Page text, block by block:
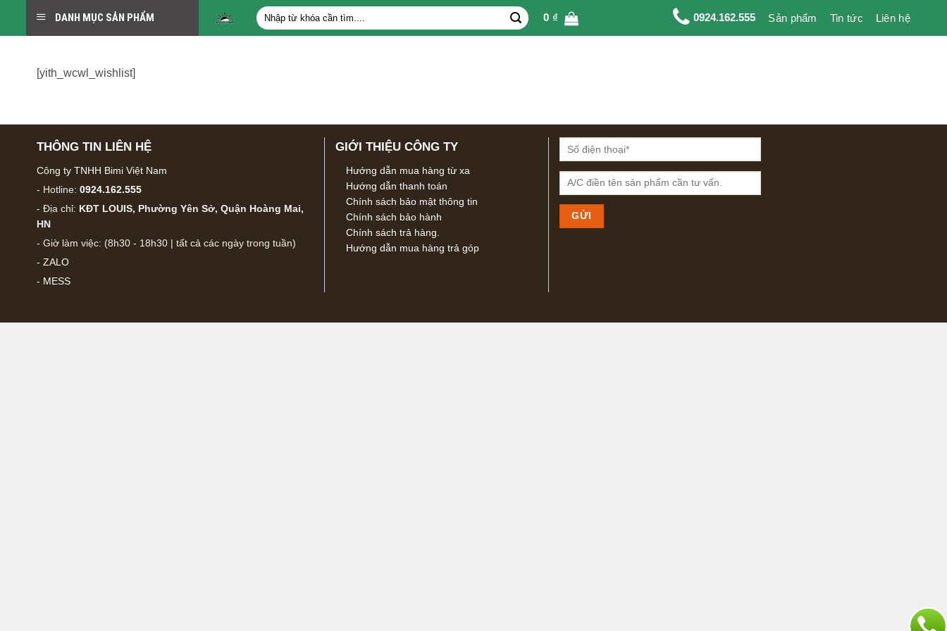
Tìm
kiếm:
0 ₫ 0924.162.555 Sản phẩm Tin tức Liên hệ
DANH MỤC SẢN PHẨM
[yith_wcwl_wishlist]
THÔNG TIN LIÊN HỆ
Công ty TNHH Bimi Việt Nam
- Hotline: 0924.162.555
- Địa chỉ: KĐT LOUIS, Phường Yên Sở, Quận Hoàng Mai,
HN
- Giờ làm việc: (8h30 - 18h30 | tất cả các ngày trong tuần)
- ZALO
- MESS
GIỚI THIỆU CÔNG TY
Hướng dẫn mua hàng từ xa
Hướng dẫn thanh toán
Chính sách bảo mật thông tin
Chính sách bảo hành
Chính sách trả hàng.
Hướng dẫn mua hàng trả góp